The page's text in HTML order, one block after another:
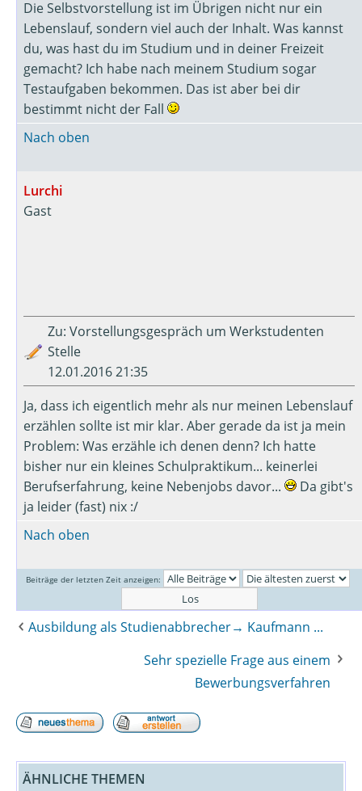
Die Selbstvorstellung ist im Übrigen nicht nur ein
Lebenslauf, sondern viel auch der Inhalt. Was kannst
du, was hast du im Studium und in deiner Freizeit
gemacht? Ich habe nach meinem Studium sogar
Testaufgaben bekommen. Das ist aber bei dir
bestimmt nicht der Fall
Nach oben
Lurchi
Gast
Zu: Vorstellungsgespräch um Werkstudenten
Stelle
12.01.2016 21:35
Ja, dass ich eigentlich mehr als nur meinen Lebenslauf
erzählen sollte ist mir klar. Aber gerade da ist ja mein
Problem: Was erzähle ich denen denn? Ich hatte
bisher nur ein kleines Schulpraktikum... keinerlei
Berufserfahrung, keine Nebenjobs davor...
Da gibt's
ja leider (fast) nix :/
Nach oben
Beiträge der letzten Zeit anzeigen:
Ausbildung als Studienabbrecher→ Kaufmann ...
Sehr spezielle Frage aus einem
Bewerbungsverfahren
ÄHNLICHE THEMEN